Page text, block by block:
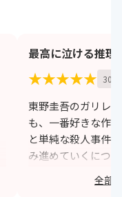
最高に泣ける推理
★★★★★ 30
東野圭吾のガリレ
も、一番好きな作
と単純な殺人事件
み進めていくにつ
て次々に解き明か
は驚きの連続でし
全部